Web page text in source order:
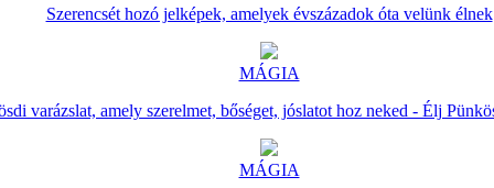
Szerencsét hozó jelképek, amelyek évszázadok óta velünk élnek
MÁGIA
varázslat, amely szerelmet, bőséget, jóslatot hoz neked - Élj
MÁGIA